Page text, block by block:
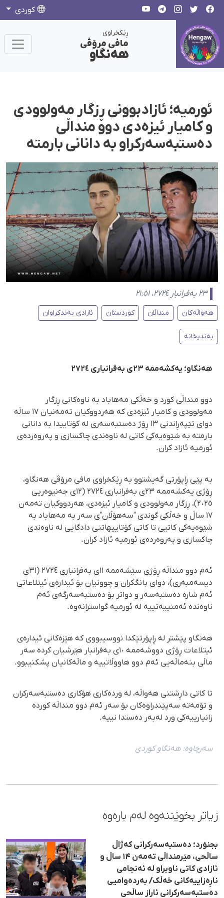
كوردی
ڕێکخراوی
مافی مرۆڤی
هەنگاو
ئورمیە؛ ئازادبوونی ڕزگار مەولوودی
و کامیار ئیزەدی دوو منداڵی
دەستبەسەرکراو بە دانانی بارمتە
٢٣ بەفرانبار ٢٧٢٤، ٢١:٥١
هەواڵەکان منداڵان کوردستان ئازادی بەندکراوان
بەندیخانە
هەنگاو؛ یەکشەممە ٢٣ی بەفرانباری ٢٧٢٤
دوو منداڵی کورد و خەڵکی مەهاباد بە ناوەکانی ڕزگار
مەولوودی و کامیار ئیزەدی کە هەردووکیان تەمەنیان ١٧ ساڵە
دوای تێپەڕاندنی ١٣ ڕۆژ دەستبەسەری لە کۆتاییدا بە دانانی
بارمتە بە شێوەیەکی کاتی لە ناوەندی چاکسازی و پەروەردەی
ئورمیە ئازاد کران.
بە پێی ڕاپۆرتی گەیشتوو بە ڕێکخراوی مافی مرۆڤی هەنگاو،
ڕۆژی یەکشەممە ٢٣ی بەفرانباری ٢٧٢٤ (١٢ی جەنیوەریی
٢٠٢٥)، ڕزگار مەولوودی و کامیار ئیزەدی، هەردووکیان تەمەن
١٧ ساڵ و خەڵکی گوندی "سەهۆڵان"ی سەر بە مەهاباد بە
شێوەیەکی کاتیی تا کاتی کۆتاییهاتنی دادگایی لە ناوەندی
چاکسازی و پەروەردەی ئورمیە ئازاد کران.
ئەم دوو منداڵە ڕۆژی سێشەممە ١١ی بەفرانباری ٢٧٢٤ (٣١ی
دیسەمبەری)، دوای بانگکران و چوونیان بۆ ئیدارەی ئیتلاعاتی
ئەم شارە دەستبەسەر و دواتر بۆ دەستبەسەرگەی ئەم
ناوەندە ئەمنییەتییە لە ئورمیە گواسترانەوە.
هەنگاو پێشتر لە ڕاپۆرتێکدا نووسیبووی کە هێزەکانی ئیدارەی
ئیتلاعات ڕۆژی دووشەممە ١٠ی بەفرانبار هێرشیان کردە سەر
ماڵی بنەماڵەیی ئەم دوو هاووڵاتییە و ماڵەکانیان پشکنیبوو.
تا کاتی داڕشتنی هەواڵە، لە وردەکاری هۆکاری دەستبەسەرکران
و تۆمەتە سەپێندراوەکان بۆ سەر ئەم دوو منداڵە کوردە
زانیارییەکی ورد لەبەر دەستدا نییە.
سەرچاوە:هەنگاو كوردی
زیاتر بخوێننەوە لەم بارەوە
بجنۆرد؛ دەستبەسەرکرانی کەژاڵ
ساڵحی، مێرمنداڵی تەمەن ۱۴ ساڵ و
ئازادی کاتی ناوبراو لە ئەنجامی
ناڕەزاییەکانی خەڵک/ بەردەوامیی
دەستبەسەرکرانی ئاراز ساڵحی